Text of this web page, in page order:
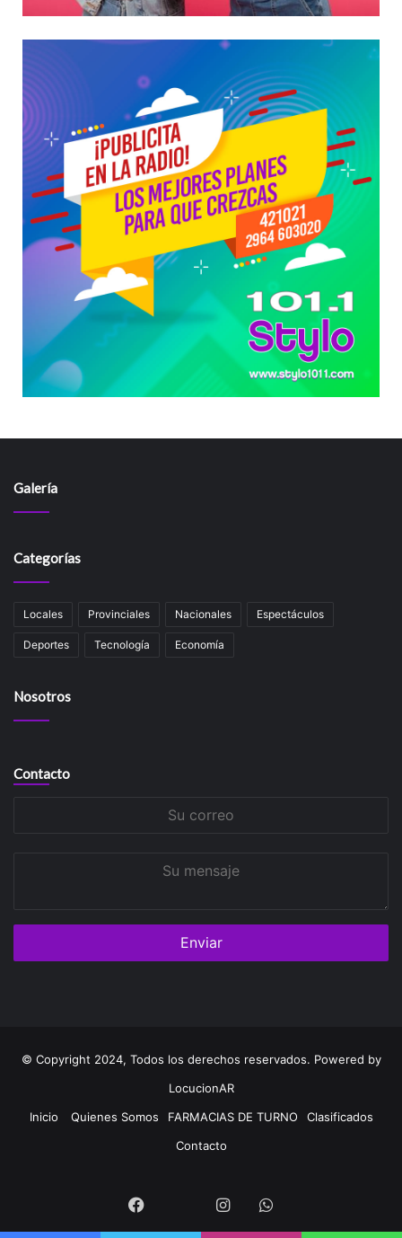
Galería
Categorías
Locales Provinciales Nacionales Espectáculos
Deportes Tecnología Economía
Nosotros
Contacto
© Copyright 2024, Todos los derechos reservados. Powered by
LocucionAR
Inicio
Quienes Somos FARMACIAS DE TURNO
Clasificados
Contacto
Facebook InstagramWhatsapp